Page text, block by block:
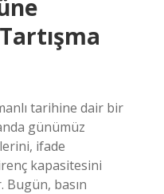
tarihine dair bir
günümüz
ifade
kapasitesini
basın